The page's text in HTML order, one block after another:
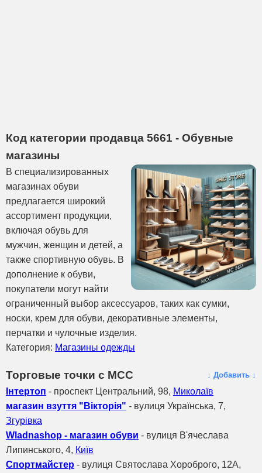
Код категории продавца 5661 - Обувные
магазины
В специализированных
магазинах обуви
предлагается широкий
ассортимент продукции,
включая обувь для
мужчин, женщин и детей, а
также спортивную обувь. В
дополнение к обуви,
покупатели могут найти
ограниченный выбор аксессуаров, таких как сумки,
носки, крем для обуви, декоративные элементы,
перчатки и чулочные изделия.
Категория: Магазины одежды
Торговые точки с МСС ↓ Добавить ↓
Інтертоп - проспект Центральний, 98, Миколаїв
магазин взуття "Вікторія" - вулиця Українська, 7,
Згурівка
Wladnashop - магазин обуви - вулиця В'ячеслава
Липинського, 4, Київ
Спортмайстер - вулиця Святослава Хороброго, 12А,